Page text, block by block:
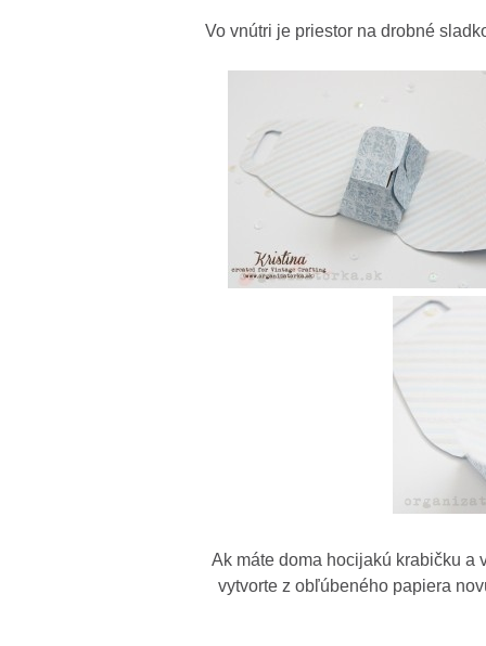
Vo vnútri je priestor na drobné
Ak máte doma hocijakú krabičku a
vytvorte z obľúbeného papiera